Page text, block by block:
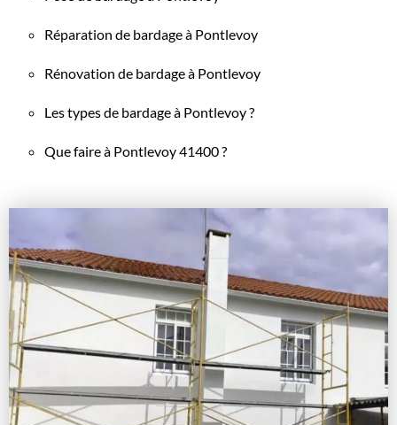
Réparation de bardage à Pontlevoy
Rénovation de bardage à Pontlevoy
Les types de bardage à Pontlevoy ?
Que faire à Pontlevoy 41400 ?